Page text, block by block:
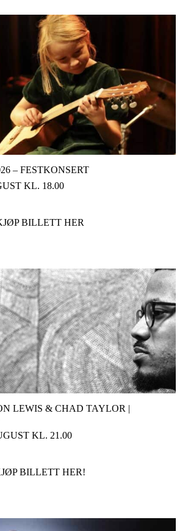
– FESTKONSERT
KL. 18.00
BILLETT HER
LEWIS & CHAD TAYLOR |
KL. 21.00
BILLETT HER!